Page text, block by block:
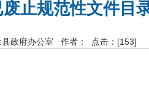
止规范性文件目
政府办公室 作者： 点击：[153]